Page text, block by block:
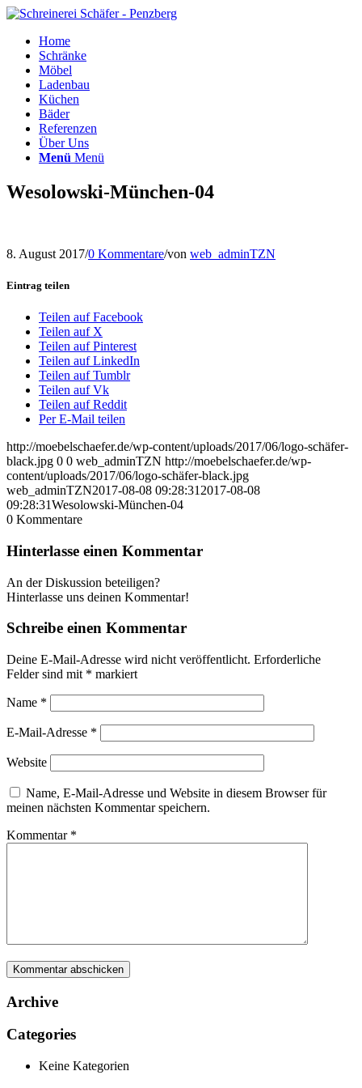
Home
Schränke
Möbel
Ladenbau
Küchen
Bäder
Referenzen
Über Uns
Menü Menü
Wesolowski-München-04
8. August 2017/0 Kommentare/von web_adminTZN
Eintrag teilen
Teilen auf Facebook
Teilen auf X
Teilen auf Pinterest
Teilen auf LinkedIn
Teilen auf Tumblr
Teilen auf Vk
Teilen auf Reddit
Per E-Mail teilen
http://moebelschaefer.de/wp-content/uploads/2017/06/logo-schäfer-
black.jpg 0 0 web_adminTZN http://moebelschaefer.de/wp-
content/uploads/2017/06/logo-schäfer-black.jpg
web_adminTZN2017-08-08 09:28:31 2017-08-08
09:28:31Wesolowski-München-04
0 Kommentare
Hinterlasse einen Kommentar
An der Diskussion beteiligen?
Hinterlasse uns deinen Kommentar!
Schreibe einen Kommentar
Deine E-Mail-Adresse wird nicht veröffentlicht. Erforderliche
Felder sind mit * markiert
Name *
E-Mail-Adresse *
Website
Name, E-Mail-Adresse und Website in diesem Browser für
meinen nächsten Kommentar speichern.
Kommentar *
Archive
Categories
Keine Kategorien